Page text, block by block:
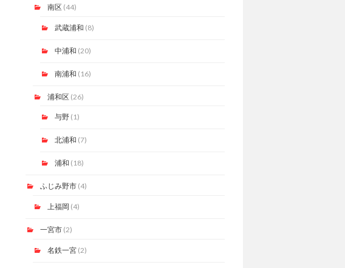
南区(44)
武蔵浦和 (8)
中浦和 (20)
南浦和 (16)
浦和区(26)
与野(1)
北浦和 (7)
浦和 (18)
ふじみ野市(4)
上福岡 (4)
一宮市(2)
名鉄一宮(2)